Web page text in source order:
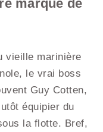
marque de
vieille marinière
le vrai boss
Guy Cotten,
équipier du
la flotte. Bref,